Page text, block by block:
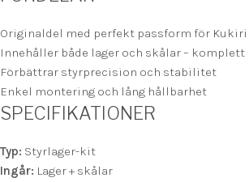
Originaldel med perfekt passform för
Innehåller både lager och skålar –
Förbättrar styrprecision och stabilitet
Enkel montering och lång hållbarhet
SPECIFIKATIONER
Typ: Styrlager-kit
Ingår: Lager + skålar